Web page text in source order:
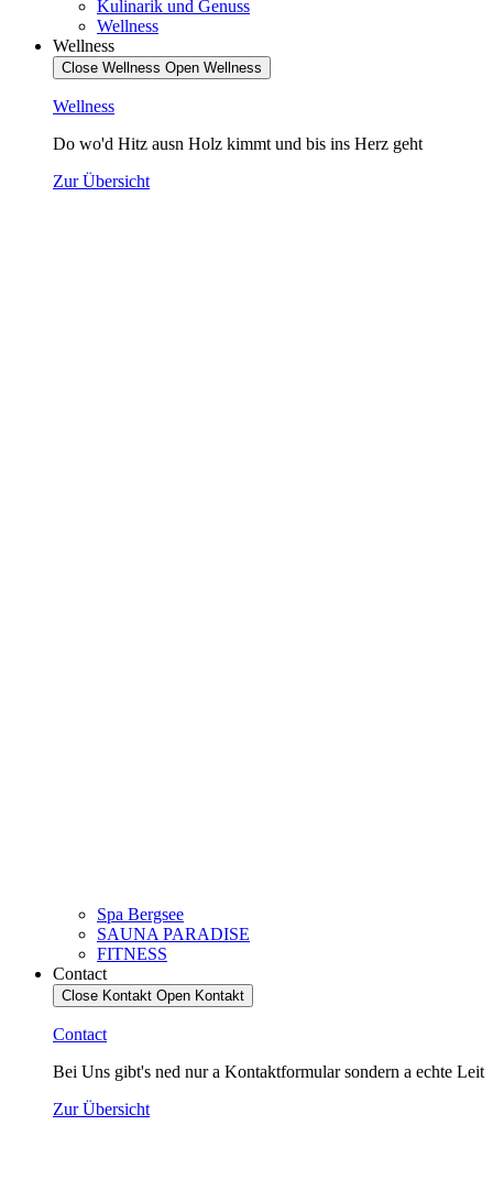
Kulinarik und Genuss
Wellness
Wellness
Close Wellness Open Wellness
Wellness
Do wo'd Hitz ausn Holz kimmt und bis ins Herz geht
Zur Übersicht
Spa Bergsee
SAUNA PARADISE
FITNESS
Contact
Close Kontakt Open Kontakt
Contact
Bei Uns gibt's ned nur a Kontaktformular sondern a echte Leit
Zur Übersicht